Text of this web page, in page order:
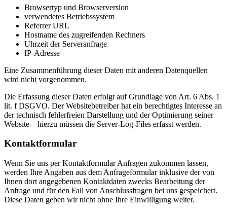
Browsertyp und Browserversion
verwendetes Betriebssystem
Referrer URL
Hostname des zugreifenden Rechners
Uhrzeit der Serveranfrage
IP-Adresse
Eine Zusammenführung dieser Daten mit anderen Datenquellen
wird nicht vorgenommen.
Die Erfassung dieser Daten erfolgt auf Grundlage von Art. 6 Abs. 1
lit. f DSGVO. Der Websitebetreiber hat ein berechtigtes Interesse an
der technisch fehlerfreien Darstellung und der Optimierung seiner
Website – hierzu müssen die Server-Log-Files erfasst werden.
Kontaktformular
Wenn Sie uns per Kontaktformular Anfragen zukommen lassen,
werden Ihre Angaben aus dem Anfrageformular inklusive der von
Ihnen dort angegebenen Kontaktdaten zwecks Bearbeitung der
Anfrage und für den Fall von Anschlussfragen bei uns gespeichert.
Diese Daten geben wir nicht ohne Ihre Einwilligung weiter.